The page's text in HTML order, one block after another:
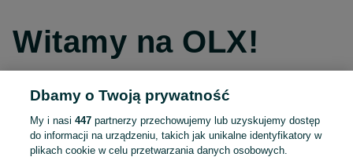
Witamy na OLX!
Kontynuuj przez Facebooka
Kontynuuj przez konto Apple
Dbamy o Twoją prywatność
My i nasi447 partnerzy przechowujemy lub uzyskujemy dostęp
do informacji na urządzeniu, takich jak unikalne identyfikatory w
plikach cookie w celu przetwarzania danych osobowych.